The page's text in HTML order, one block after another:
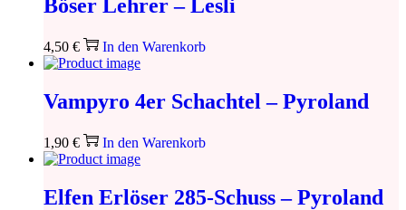
Böser Lehrer – Lesli
4,50 € In den Warenkorb
Vampyro 4er Schachtel – Pyroland
1,90 € In den Warenkorb
Elfen Erlöser 285-Schuss – Pyroland